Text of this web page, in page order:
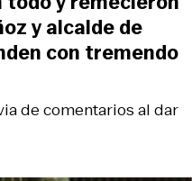
de comentarios al dar
y alcalde de
con tremendo